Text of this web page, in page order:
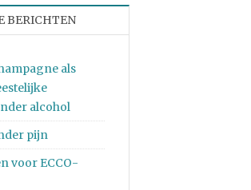
BERICHTEN
als
alcohol
pijn
voor ECCO-